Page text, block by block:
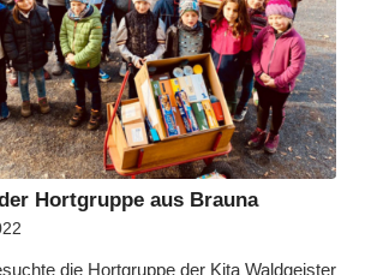
Hortgruppe aus Brauna
die Hortgruppe der Kita Waldgeister